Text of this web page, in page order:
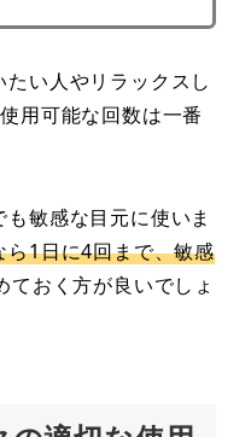
い人やリラックスし
用可能な回数は一番
敏感な目元に使いま
ら1日に4回まで、敏感
ておく方が良いでしょ